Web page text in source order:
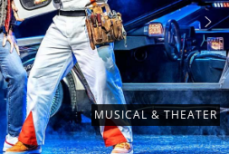
MUSICAL & THEATER